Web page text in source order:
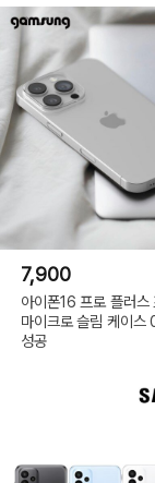
7,900
아이폰16 프로 플러스
마이크로 슬림 케이
성공